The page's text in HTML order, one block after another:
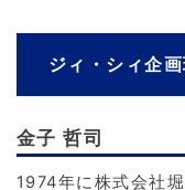
ジィ・シィ企
金子 哲司
1974年に株式会社